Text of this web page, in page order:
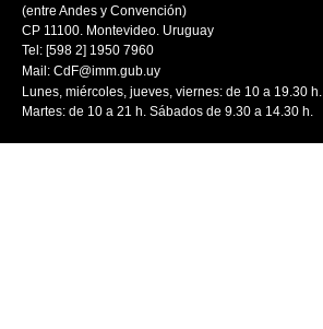
(entre Andes y Convención)
CP 11100. Montevideo. Uruguay
Tel: [598 2] 1950 7960
Mail: CdF@imm.gub.uy
Lunes, miércoles, jueves, viernes: de 10 a 19.30 h.
Martes: de 10 a 21 h. Sábados de 9.30 a 14.30 h.